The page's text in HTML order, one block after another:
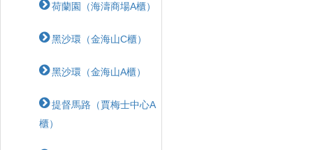
荷蘭園（海濤商場A櫃）
黑沙環（金海山C櫃）
黑沙環（金海山A櫃）
提督馬路（賈梅士中心A
櫃）